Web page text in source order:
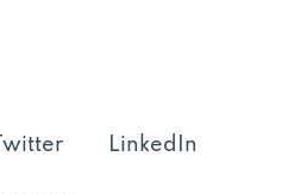
Twitter LinkedIn